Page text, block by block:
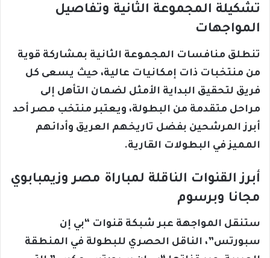
تشكيلة المجموعة الثانية وتفاصيل
المواجهات
تنطلق منافسات المجموعة الثانية بمشاركة قوية
من منتخبات ذات إمكانيات عالية، حيث يسعى كل
فريق لتحقيق البداية الأمثل لضمان التأهل إلى
مراحل متقدمة من البطولة، ويعتبر منتخب مصر أحد
أبرز المرشحين بفضل تاريخهم العريق وأدائهم
المميز في البطولات القارية.
أبرز القنوات الناقلة لمباراة مصر وزيمبابوي
مجانا وبرسوم
ستنقل المواجهة عبر شبكة قنوات “بي إن
سبورتس”، الناقل الحصري للبطولة في المنطقة